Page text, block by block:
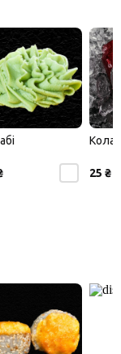
Кола
25 ₴